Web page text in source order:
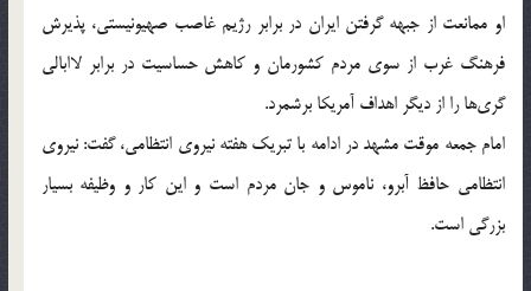
او ممانعت از جبهه گرفتن ایران در برابر رژیم غاصب صهیونیستی، پذیرش
فرهنگ غرب از سوی مردم کشورمان و کاهش حساسیت در برابر لاابالی
گری‌ها را از دیگر اهداف آمریکا برشمرد.
امام جمعه موقت مشهد در ادامه با تبریک هفته نیروی انتظامی، گفت: نیروی
انتظامی حافظ آبرو، ناموس و جان مردم است و این کار و وظیفه بسیار
بزرگی است.